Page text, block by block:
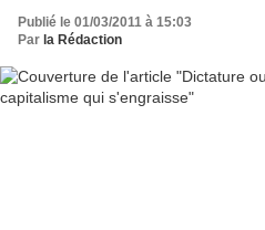
Publié le 01/03/2011 à 15:03
Par la Rédaction